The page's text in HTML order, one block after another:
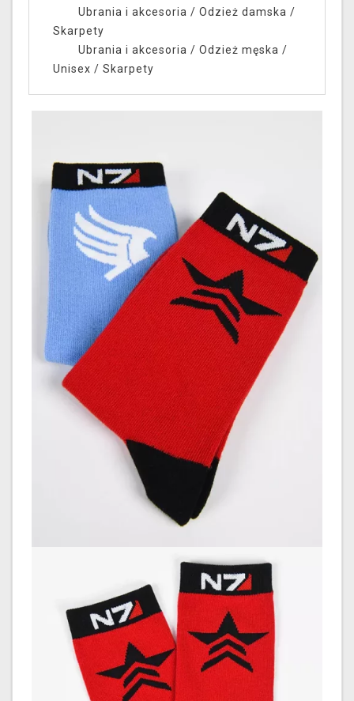
Ubrania i akcesoria / Odzież damska /
Skarpety
Ubrania i akcesoria / Odzież męska /
Unisex / Skarpety